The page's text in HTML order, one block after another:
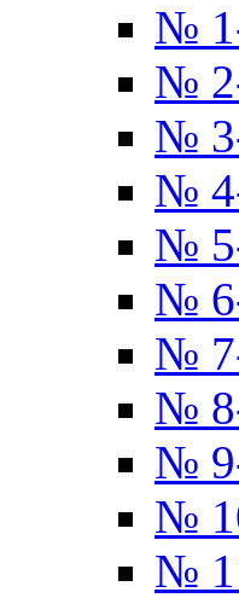
№
№
№
№
№
№
№
№
№
№
№